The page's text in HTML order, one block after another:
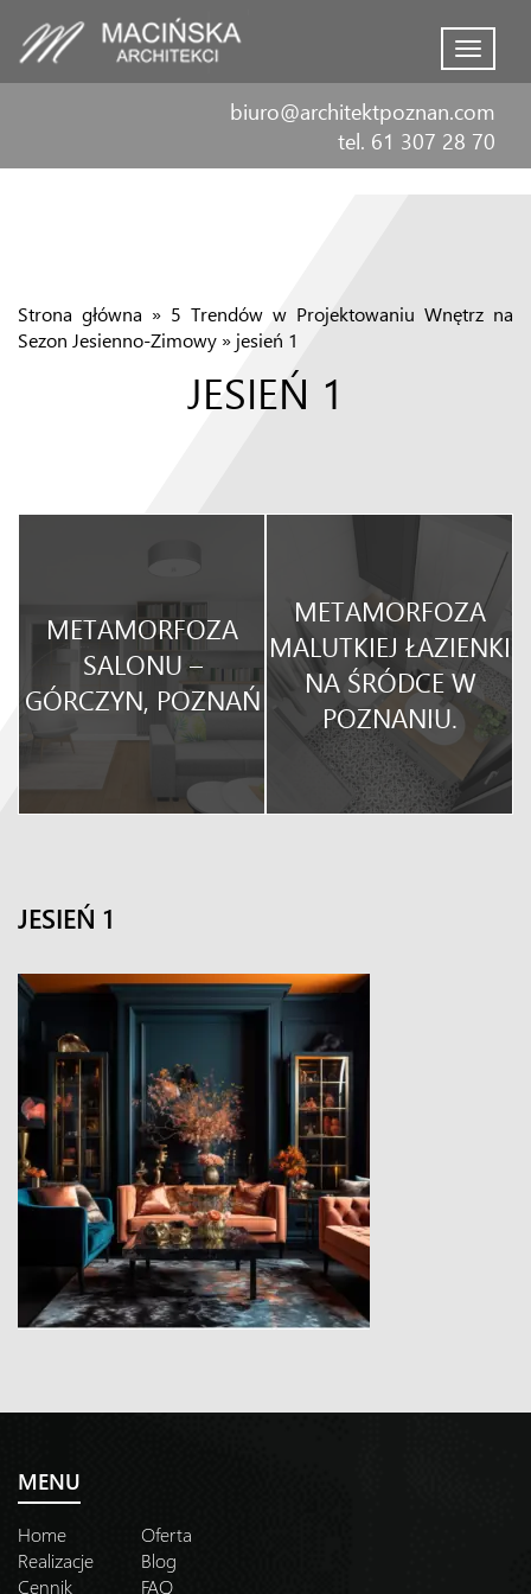
Menu
biuro@architektpoznan.com
tel. 61 307 28 70
Strona główna » 5 Trendów w Projektowaniu Wnętrz na
Sezon Jesienno-Zimowy » jesień 1
JESIEŃ 1
METAMORFOZA
SALONU –
GÓRCZYN, POZNAŃ
METAMORFOZA
MALUTKIEJ ŁAZIENKI
NA ŚRÓDCE W
POZNANIU.
JESIEŃ 1
MENU
Home
Oferta
Realizacje
Blog
Cennik
FAQ